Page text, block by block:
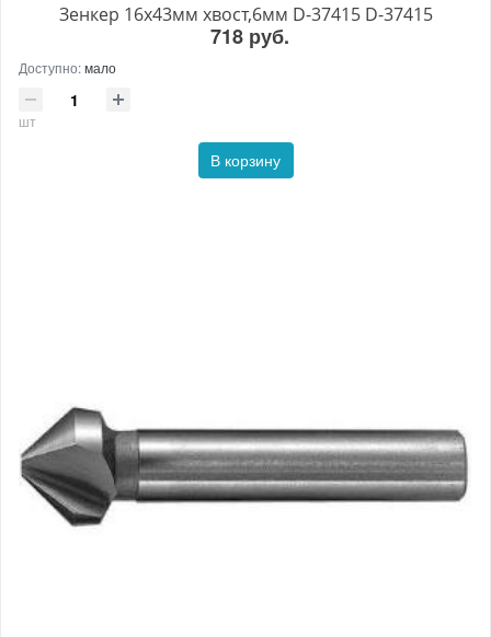
Зенкер 16х43мм хвост,6мм D-37415 D-37415
718 руб.
Доступно:мало
шт
В корзину